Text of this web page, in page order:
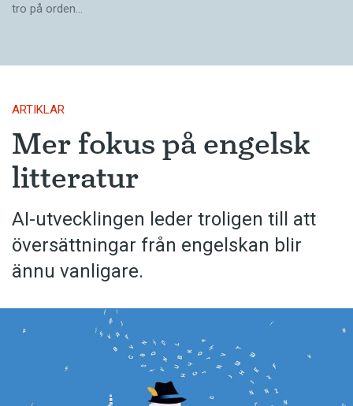
tro på orden…
ARTIKLAR
Mer fokus på engelsk
litteratur
AI-utvecklingen leder troligen till att
översättningar från engelskan blir
ännu vanligare.